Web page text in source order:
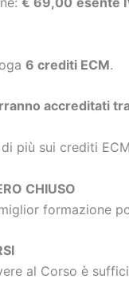
6 crediti ECM.
accreditati
più sui crediti
CHIUSO
formazione
al Corso è